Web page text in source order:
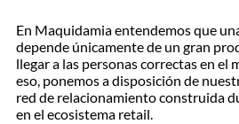
En Maquidamia entendemos que
depende únicamente de un gran
llegar a las personas correctas en el
eso, ponemos a disposición de
red de relacionamiento construida
en el ecosistema retail.